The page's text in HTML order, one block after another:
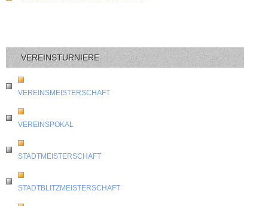
VEREINSTURNIERE
VEREINSMEISTERSCHAFT
VEREINSPOKAL
STADTMEISTERSCHAFT
STADTBLITZMEISTERSCHAFT